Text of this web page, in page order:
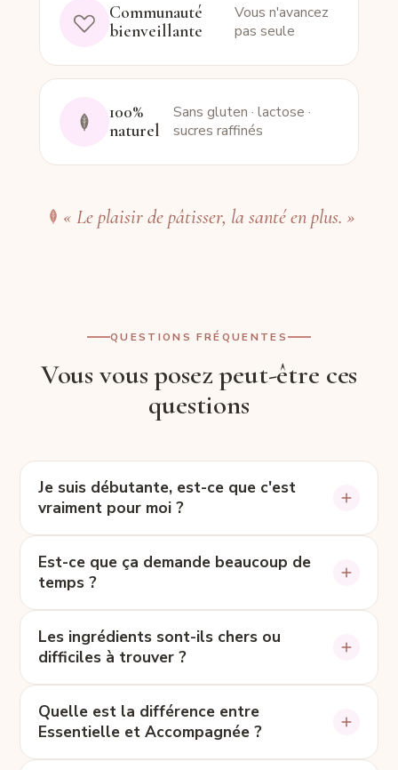
Communauté
bienveillante
Vous n'avancez
pas seule
100%
naturel
Sans gluten · lactose ·
sucres raffinés
« Le plaisir de pâtisser, la santé en plus. »
QUESTIONS FRÉQUENTES
Vous vous posez peut-être ces
questions
Je suis débutante, est-ce que c'est
vraiment pour moi ?
montre, pas à pas, ce qui fait réussir une
pâtisserie plus saine. Aucun niveau particulier
n'est requis — juste l'envie de vous y mettre.
Est-ce que ça demande beaucoup de
temps ?
recettes simples, une organisation claire et
des desserts « refuge » que vous referez sans y
penser, même les jours pressés.
Les ingrédients sont-ils chers ou
difficiles à trouver ?
quoi acheter et par quoi remplacer, avec des
ingrédients accessibles. Fini les achats inutiles
Quelle est la différence entre
Essentielle et Accompagnée ?